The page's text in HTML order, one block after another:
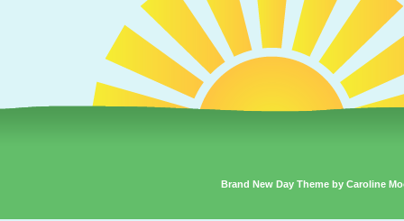
Brand New Day Theme by Caroline